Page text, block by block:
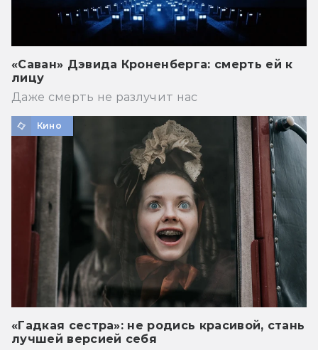
«Саван» Дэвида Кроненберга: смерть ей к
лицу
Даже смерть не разлучит нас
Кино
«Гадкая сестра»: не родись красивой, стань
лучшей версией себя